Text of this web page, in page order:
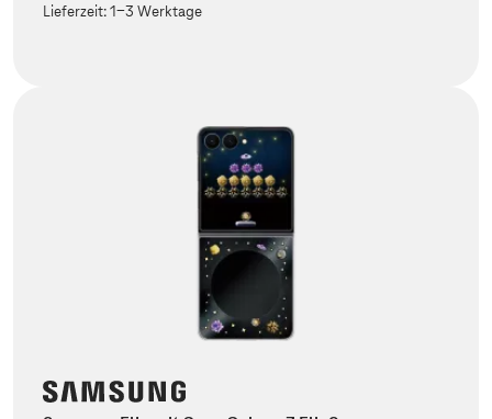
Lieferzeit:1-3 Werktage